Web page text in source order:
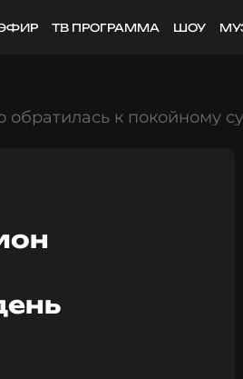
ТВ ПРОГРАММА ШОУ
к покойному